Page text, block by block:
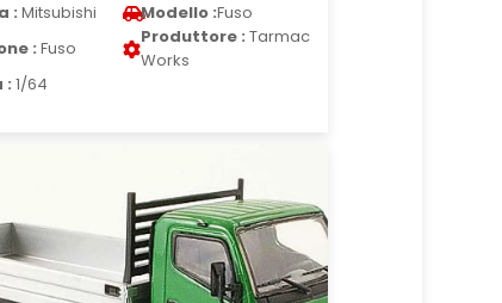
: Mitsubishi Modello :Fuso
: Fuso
Produttore : Tarmac
Works
: 1/64